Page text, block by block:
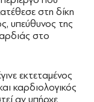
στη δίκη
υπεύθυνος της
στο
εκτεταμένος
καρδιολογικός
αν υπήρχε